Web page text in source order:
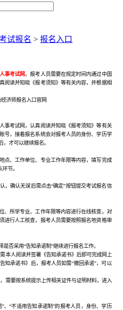
试报名 >报名入口
事考试网，报考人员需要在规定时间内通过中国
阅读并知晓《报考须知》等有关内容，并根据相
考试网，认真阅读并知晓《报考须知》等有关
号，接着报名系统会对报考人员的身份、学历学
，才可以继续报名。
、工作单位、专业工作年限等内容，填写完成
节。
确认无误后需点击“确定”按钮提交考试报名信
所学专业、工作年限等内容进行在线核查。对
进行人工核查，报考人员需要按照报名地资格审
否采用“告知承诺制”继续进行报名工作。
人阅读并签署《告知承诺书》后即可完成网上
知承诺书》后，报考人员如需“撤回承诺”，可以
要按系统提示上传相关证件与证明材料，进入
“不适用告知承诺制”的报考人员，身份、学历